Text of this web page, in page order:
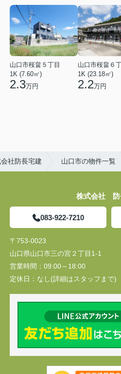
山口市桜畠５丁目
1K (7.60㎡)
2.3万円
山口市桜畠６
1K (23.18㎡)
2.2万円
社防長宅建 山口市の物件一覧
株式会社 防
083-922-7210
〒753-0023
山口県山口市三の宮２丁目1-1
営業時間： 09:00～18:00
定休日： なし(詳細はスタッフまで)